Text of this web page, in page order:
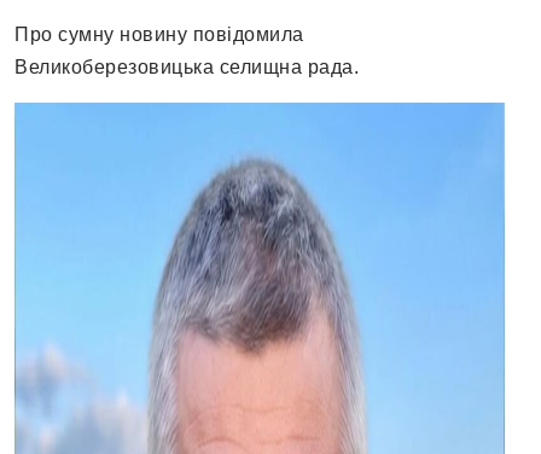
Про сумну новину повідомила
Великоберезовицька селищна рада.